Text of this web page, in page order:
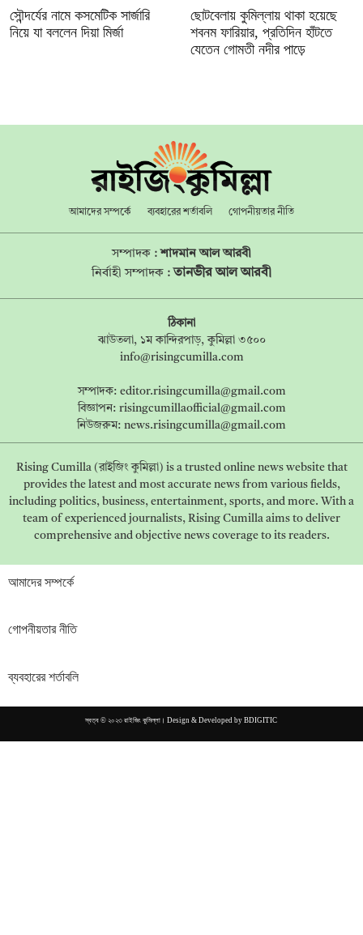
সৌন্দর্যের নামে কসমেটিক সার্জারি
নিয়ে যা বললেন দিয়া মির্জা
ছোটবেলায় কুমিল্লায় থাকা হয়েছে
শবনম ফারিয়ার, প্রতিদিন হাঁটতে
যেতেন গোমতী নদীর পাড়ে
আমাদের সম্পর্কে ব্যবহারের শর্তাবলি গোপনীয়তার নীতি
সম্পাদক :শাদমান আল আরবী
নির্বাহী সম্পাদক :তানভীর আল আরবী
ঠিকানা
ঝাউতলা, ১ম কান্দিরপাড়, কুমিল্লা ৩৫০০
info@risingcumilla.com
সম্পাদক: editor.risingcumilla@gmail.com
বিজ্ঞাপন: risingcumillaofficial@gmail.com
নিউজরুম: news.risingcumilla@gmail.com
Rising Cumilla (রাইজিং কুমিল্লা) is a trusted online news website that
provides the latest and most accurate news from various fields,
including politics, business, entertainment, sports, and more. With a
team of experienced journalists, Rising Cumilla aims to deliver
comprehensive and objective news coverage to its readers.
আমাদের সম্পর্কে
গোপনীয়তার নীতি
ব্যবহারের শর্তাবলি
স্বত্ব © ২০২৩ রাইজিং কুমিল্লা। Design & Developed by BDIGITIC